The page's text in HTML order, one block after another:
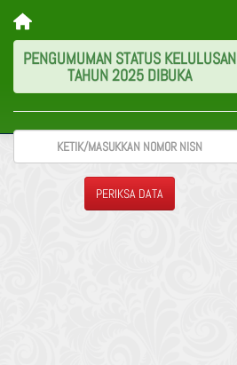
PENGUMUMAN STATUS KELULUSAN
TAHUN 2025 DIBUKA